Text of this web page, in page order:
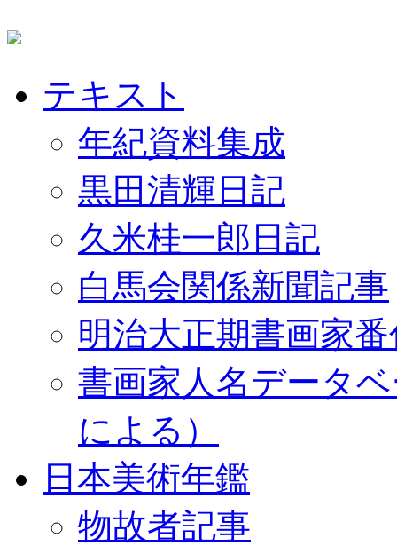
テキスト
年紀資料集成
黒田清輝日記
久米桂一郎日記
白馬会関係新聞記事
明治大正期書画家
書画家人名データ
による）
日本美術年鑑
物故者記事